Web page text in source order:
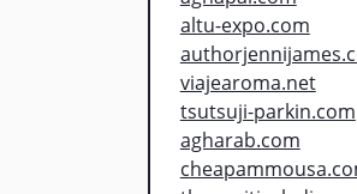
altu-expo.com
viajearoma.net
tsutsuji-parkin.com
agharab.com